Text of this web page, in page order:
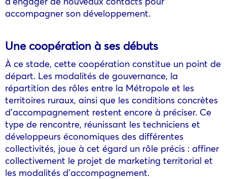
accompagner son développement.
Une coopération à ses débuts
À ce stade, cette coopération constitue un point de
départ. Les modalités de gouvernance, la
répartition des rôles entre la Métropole et les
territoires ruraux, ainsi que les conditions concrètes
d’accompagnement restent encore à préciser. Ce
type de rencontre, réunissant les techniciens et
développeurs économiques des différentes
collectivités, joue à cet égard un rôle précis : affiner
collectivement le projet de marketing territorial et
les modalités d’accompagnement.